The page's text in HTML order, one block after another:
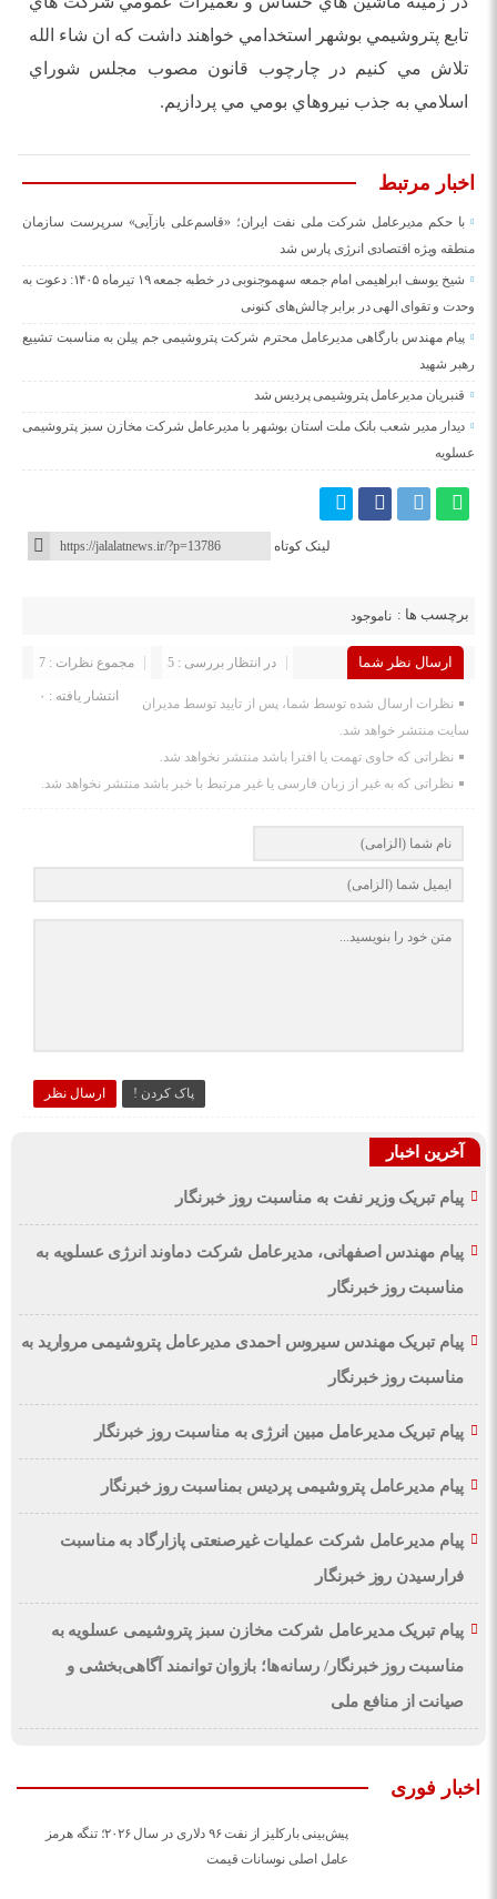
تابع پتروشيمي بوشهر استخدامي خواهند داشت كه ان شاء الله
تلاش مي كنيم در چارچوب قانون مصوب مجلس شوراي
اسلامي به جذب نيروهاي بومي مي پردازيم.
اخبار مرتبط
با حکم مدیرعامل شرکت ملی نفت ایران؛ «قاسم‌علی بازآیی» سرپرست سازمان
منطقه ویژه اقتصادی انرژی پارس شد
شیخ یوسف ابراهیمی امام جمعه سهموجنوبی در خطبه جمعه ۱۹ تیرماه ۱۴۰۵: دعوت به
وحدت و تقوای الهی در برابر چالش‌های کنونی
پیام‌ مهندس بارگاهی مدیرعامل محترم شرکت پتروشیمی جم پیلن به مناسبت تشییع
رهبر شهید
قنبریان مدیرعامل پتروشیمی پردیس شد
دیدار مدیر شعب بانک ملت استان بوشهر با مدیرعامل شرکت مخازن سبز پتروشیمی
عسلویه
لینک کوتاه
برچسب ها : ناموجود
ارسال نظر شما مجموع نظرات : 7 در انتظار بررسی : 5
انتشار یافته : ۰
نظرات ارسال شده توسط شما، پس از تایید توسط مدیران
سایت منتشر خواهد شد.
نظراتی که حاوی تهمت یا افترا باشد منتشر نخواهد شد.
نظراتی که به غیر از زبان فارسی یا غیر مرتبط با خبر باشد منتشر نخواهد شد.
ارسال نظر پاک کردن !
آخرین اخبار
پیام تبریک وزیر نفت به مناسبت روز خبرنگار
پیام مهندس اصفهانی، مدیرعامل شرکت دماوند انرژی عسلویه به
مناسبت روز خبرنگار
پیام تبریک مهندس سیروس احمدی مدیرعامل پتروشیمی مروارید به
مناسبت روز خبرنگار
پیام تبریک مدیرعامل مبین انرژی به مناسبت روز خبرنگار
پیام مدیرعامل پتروشیمی پردیس بمناسبت روز خبرنگار
پیام مدیرعامل شرکت عملیات غیرصنعتی پازارگاد به مناسبت
فرارسیدن روز خبرنگار
پیام تبریک مدیرعامل شرکت مخازن سبز پتروشیمی عسلویه به
مناسبت روز خبرنگار/ رسانه‌ها؛ بازوان توانمند آگاهی‌بخشی و
صیانت از منافع ملی
اخبار فوری
پیش‌بینی بارکلیز از نفت ۹۶ دلاری در سال ۲۰۲۶؛ تنگه هرمز
عامل اصلی نوسانات قیمت